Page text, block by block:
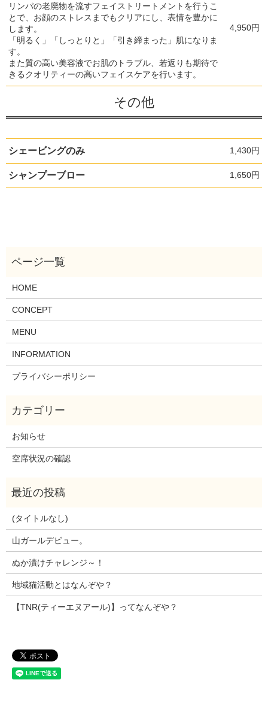
リンパの老廃物を流すフェイストリートメントを行うこ
とで、お顔のストレスまでもクリアにし、表情を豊かに
します。
「明るく」「しっとりと」「引き締まった」肌になりま
す。
また質の高い美容液でお肌のトラブル、若返りも期待で
きるクオリティーの高いフェイスケアを行います。
4,950円
その他
シェービングのみ 1,430円
シャンプーブロー 1,650円
HOME
CONCEPT
MENU
INFORMATION
プライバシーポリシー
お知らせ
空席状況の確認
(タイトルなし)
山ガールデビュー。
ぬか漬けチャレンジ～！
地域猫活動とはなんぞや？
【TNR(ティーエヌアール)】ってなんぞや？